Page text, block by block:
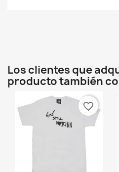
Los clientes que
producto también
favorite_border
Nombre de la lista de deseos
Cancelar